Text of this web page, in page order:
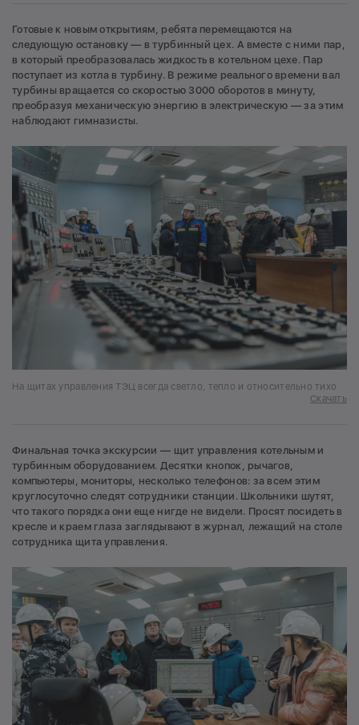
Готовые к новым открытиям, ребята перемещаются на
следующую остановку — в турбинный цех. А вместе с ними пар,
в который преобразовалась жидкость в котельном цехе. Пар
поступает из котла в турбину. В режиме реального времени вал
турбины вращается со скоростью 3000 оборотов в минуту,
преобразуя механическую энергию в электрическую — за этим
наблюдают гимназисты.
На щитах управления ТЭЦ всегда светло, тепло и относительно тихо
Скачать
Финальная точка экскурсии — щит управления котельным и
турбинным оборудованием. Десятки кнопок, рычагов,
компьютеры, мониторы, несколько телефонов: за всем этим
круглосуточно следят сотрудники станции. Школьники шутят,
что такого порядка они еще нигде не видели. Просят посидеть в
кресле и краем глаза заглядывают в журнал, лежащий на столе
сотрудника щита управления.